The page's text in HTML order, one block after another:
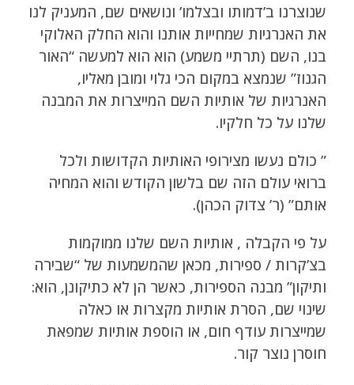
שנוצרנו ב’דמותו ובצלמו’ ונושאים שם, המעניק לנו
את האנרגיות שמחייות אותנו והוא החלק האלוקי
בנו, השם (תרתיי משמע) הוא הוא למעשה “האור
הגנוז” שנמצא במקום הכי גלוי ומובן מאליו,
האנרגיות של אותיות השם המייצרות את המבנה
שלנו על כל חלקיו.
” כולם נעשו מצירופי האותיות הקדושות ולכל
ברואי עולם הזה שם בלשון הקודש והוא המחיה
אותם” (ר’ צדוק הכהן).
על פי הקבלה , אותיות השם שלנו ממוקמות
בצ’קרות / ספירות, מכאן שהמשמעות של “שבירה
ותיקון” מבנה הספירות, כאשר הן לא כתיקונן, הוא:
שינוי שם, הסרת אותיות מקצרות או כאלה
שמייצרות עודף חום, או הוספת אותיות שמפאת
חוסרן נוצר קור.